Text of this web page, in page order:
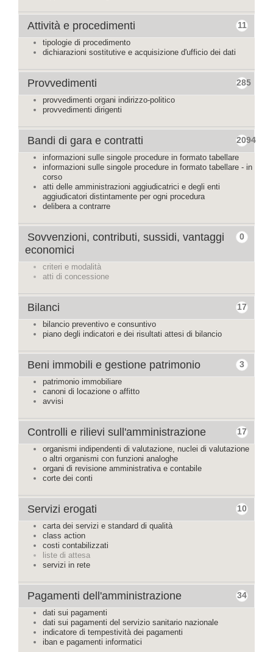
11
Attività e procedimenti
tipologie di procedimento
dichiarazioni sostitutive e acquisizione d'ufficio dei dati
285
Provvedimenti
provvedimenti organi indirizzo-politico
provvedimenti dirigenti
2094
Bandi di gara e contratti
informazioni sulle singole procedure in formato tabellare
informazioni sulle singole procedure in formato tabellare - in
corso
atti delle amministrazioni aggiudicatrici e degli enti
aggiudicatori distintamente per ogni procedura
delibera a contrarre
0
Sovvenzioni, contributi, sussidi, vantaggi
economici
criteri e modalità
atti di concessione
17
Bilanci
bilancio preventivo e consuntivo
piano degli indicatori e dei risultati attesi di bilancio
3
Beni immobili e gestione patrimonio
patrimonio immobiliare
canoni di locazione o affitto
avvisi
17
Controlli e rilievi sull'amministrazione
organismi indipendenti di valutazione, nuclei di valutazione
o altri organismi con funzioni analoghe
organi di revisione amministrativa e contabile
corte dei conti
10
Servizi erogati
carta dei servizi e standard di qualità
class action
costi contabilizzati
liste di attesa
servizi in rete
34
Pagamenti dell'amministrazione
dati sui pagamenti
dati sui pagamenti del servizio sanitario nazionale
indicatore di tempestività dei pagamenti
iban e pagamenti informatici